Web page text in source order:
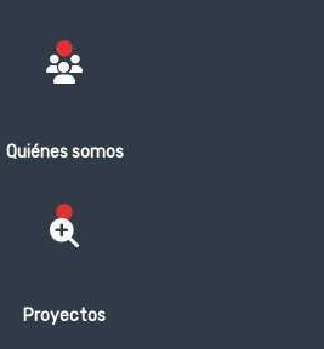
Quiénes somos
Proyectos